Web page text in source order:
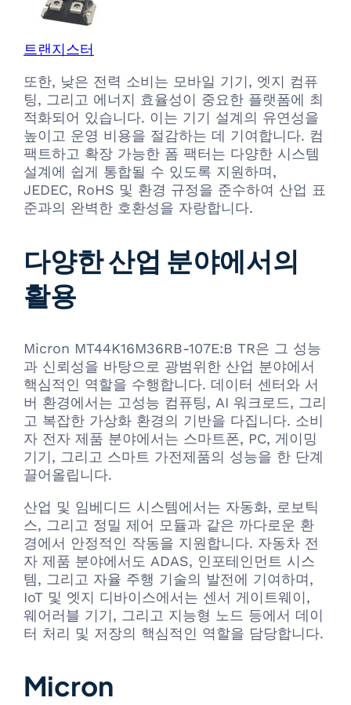
트랜지스터
또한, 낮은 전력 소비는 모바일 기기, 엣지 컴퓨
팅, 그리고 에너지 효율성이 중요한 플랫폼에 최
적화되어 있습니다. 이는 기기 설계의 유연성을
높이고 운영 비용을 절감하는 데 기여합니다. 컴
팩트하고 확장 가능한 폼 팩터는 다양한 시스템
설계에 쉽게 통합될 수 있도록 지원하며,
JEDEC, RoHS 및 환경 규정을 준수하여 산업 표
준과의 완벽한 호환성을 자랑합니다.
다양한 산업 분야에서의
활용
Micron MT44K16M36RB-107E:B TR은 그 성능
과 신뢰성을 바탕으로 광범위한 산업 분야에서
핵심적인 역할을 수행합니다. 데이터 센터와 서
버 환경에서는 고성능 컴퓨팅, AI 워크로드, 그리
고 복잡한 가상화 환경의 기반을 다집니다. 소비
자 전자 제품 분야에서는 스마트폰, PC, 게이밍
기기, 그리고 스마트 가전제품의 성능을 한 단계
끌어올립니다.
산업 및 임베디드 시스템에서는 자동화, 로보틱
스, 그리고 정밀 제어 모듈과 같은 까다로운 환
경에서 안정적인 작동을 지원합니다. 자동차 전
자 제품 분야에서도 ADAS, 인포테인먼트 시스
템, 그리고 자율 주행 기술의 발전에 기여하며,
IoT 및 엣지 디바이스에서는 센서 게이트웨이,
웨어러블 기기, 그리고 지능형 노드 등에서 데이
터 처리 및 저장의 핵심적인 역할을 담당합니다.
Micron